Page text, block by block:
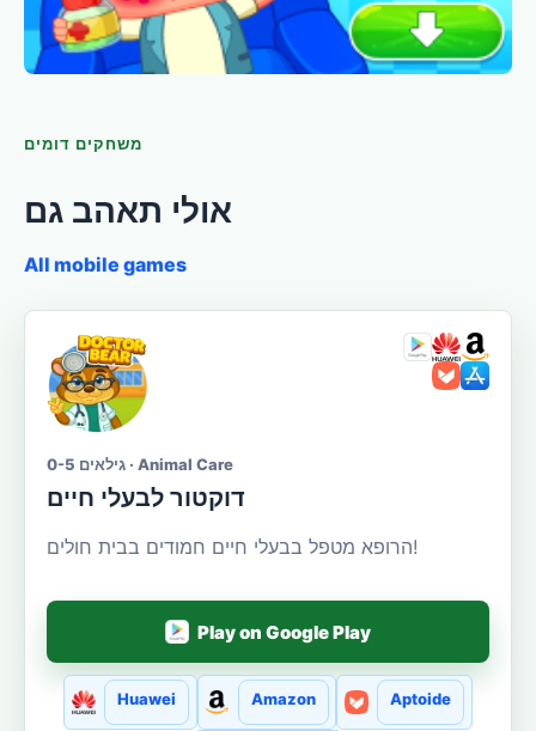
משחקים דומים
אולי תאהב גם
All mobile games
גילאים 0-5 · Animal Care
דוקטור לבעלי חיים
הרופא מטפל בבעלי חיים חמודים בבית חולים!
Play on Google Play
Huawei Amazon Aptoide